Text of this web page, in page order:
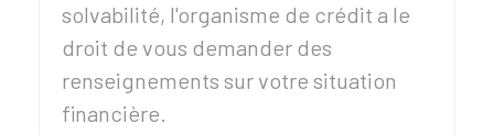
solvabilité, l'organisme de crédit a le
droit de vous demander des
renseignements sur votre situation
financière.